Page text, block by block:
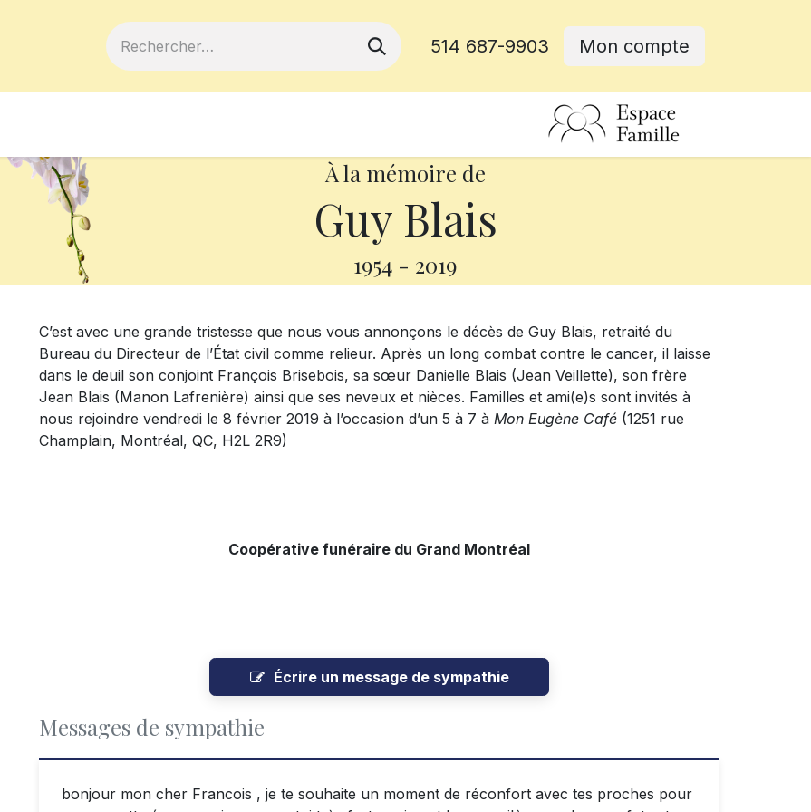
514 687-9903 Mon compte
À la mémoire de
Guy Blais
1954 - 2019
C’est avec une grande tristesse que nous vous annonçons le décès de Guy Blais, retraité du
Bureau du Directeur de l’État civil comme relieur. Après un long combat contre le cancer, il laisse
dans le deuil son conjoint François Brisebois, sa sœur Danielle Blais (Jean Veillette), son frère
Jean Blais (Manon Lafrenière) ainsi que ses neveux et nièces. Familles et ami(e)s sont invités à
nous rejoindre vendredi le 8 février 2019 à l’occasion d’un 5 à 7 à Mon Eugène Café (1251 rue
Champlain, Montréal, QC, H2L 2R9)
Coopérative funéraire du Grand Montréal
Écrire un message de sympathie
Messages de sympathie
bonjour mon cher Francois , je te souhaite un moment de réconfort avec tes proches pour